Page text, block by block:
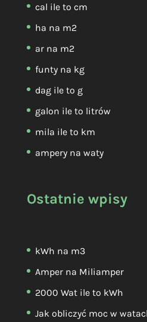
cal ile to cm
ha na m2
ar na m2
funty na kg
dag ile to g
galon ile to litrów
mila ile to km
ampery na waty
Ostatnie wpisy
kWh na m3
Amper na Miliamper
2000 Wat ile to kWh
Jak obliczyć moc w